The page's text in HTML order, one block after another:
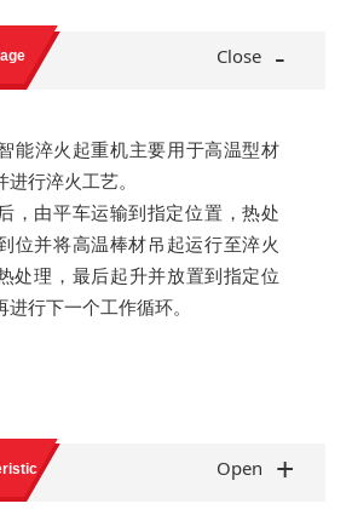
Close -
能淬火起重机主要用于高温型材
行淬火工艺。
，由平车运输到指定位置，热处
位并将高温棒材吊起运行至淬火
处理，最后起升并放置到指定位
进行下一个工作循环。
Open +